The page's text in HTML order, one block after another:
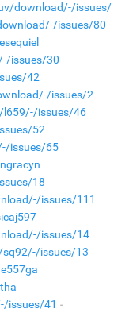
download/-/issues/
issues/80
issues/30
42
issues/2
l659/-/issues/46
52
issues/65
18
issues/111
issues/14
issues/13
issues/41